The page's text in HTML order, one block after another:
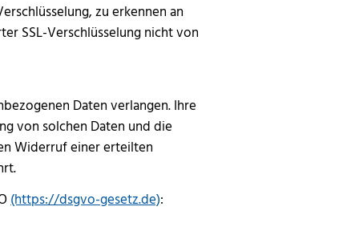
zu erkennen an
SSL-Verschlüsselung nicht von
Daten verlangen. Ihre
von solchen Daten und die
Widerruf einer erteilten
(https://dsgvo-gesetz.de):